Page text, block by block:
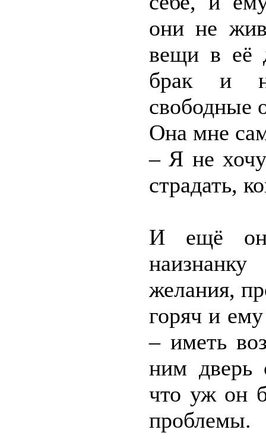
они не
вещи в её
брак и
свободные
Она мне
– Я не
страдать,
И ещё она
желания,
горяч и
– иметь
ним дверь
что уж он
проблемы.